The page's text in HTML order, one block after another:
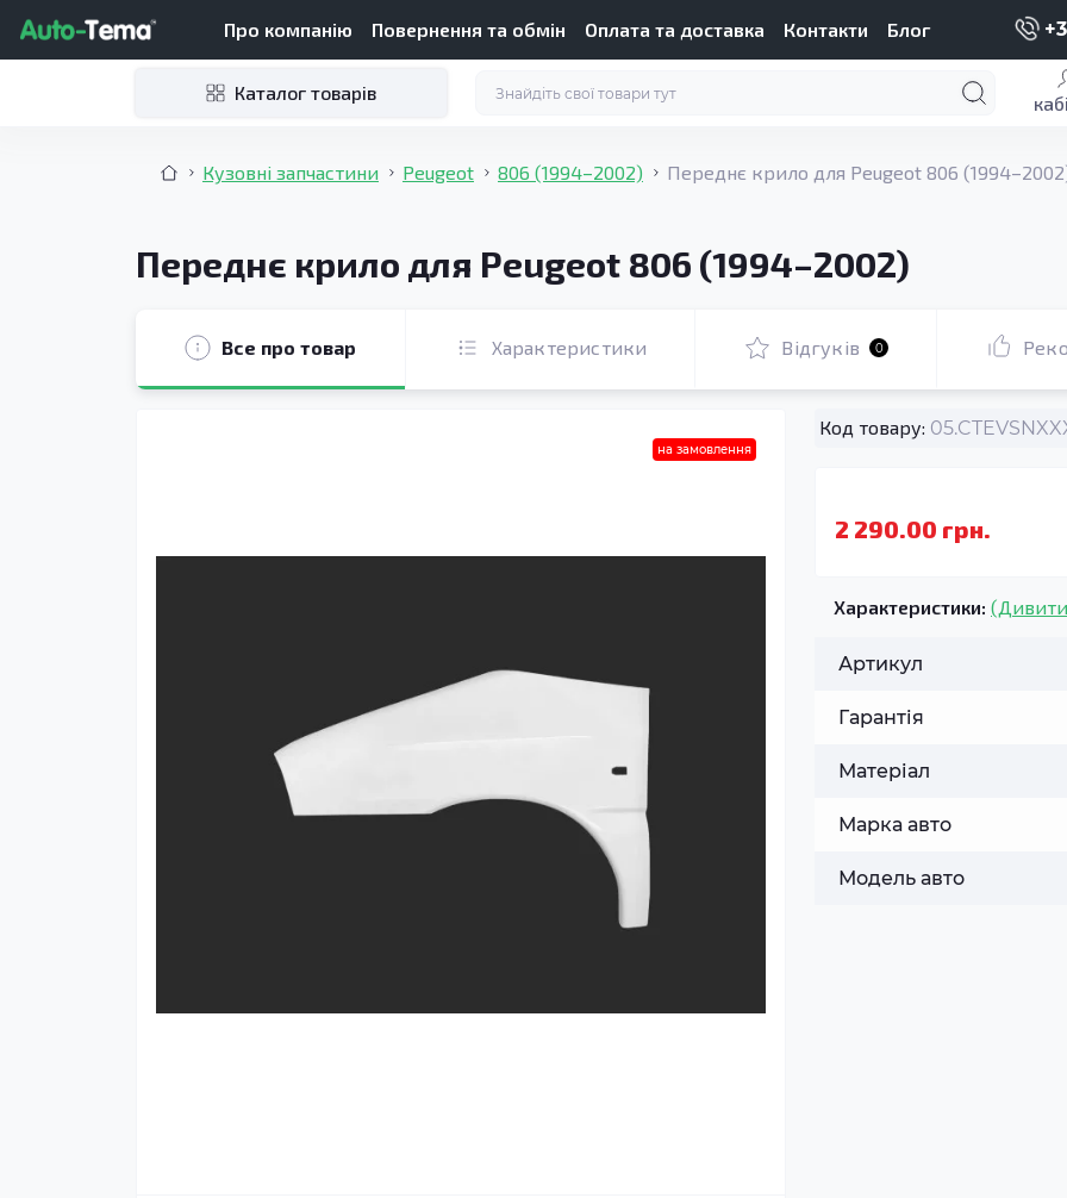
Про компанію Повернення та обмін Оплата та доставка Контакти Блог
Каталог товарів
Кузовні запчастини Peugeot 806 (1994–2002) Переднє крило для Peugeot 806
Переднє крило для Peugeot 806 (1994–2002)
Все про товар Характеристики Відгуків 0
на замовлення
Код товару:
2 290.00 грн.
Характеристики:
Артикул
Гарантія
Матеріал
Марка авто
Модель авто